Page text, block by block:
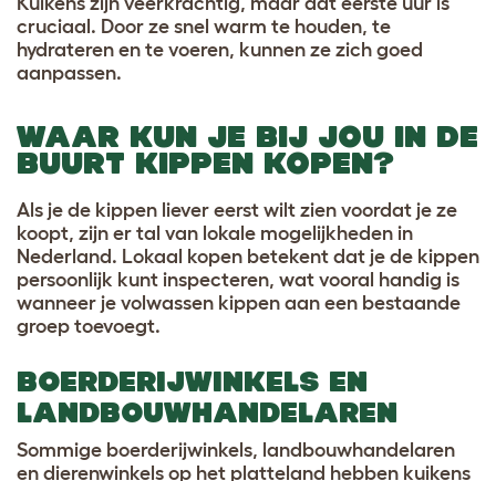
cruciaal. Door ze snel warm te houden, te
hydrateren en te voeren, kunnen ze zich goed
aanpassen.
WAAR KUN JE BIJ JOU IN DE
BUURT KIPPEN KOPEN?
Als je de kippen liever eerst wilt zien voordat je ze
koopt, zijn er tal van lokale mogelijkheden in
Nederland. Lokaal kopen betekent dat je de kippen
persoonlijk kunt inspecteren, wat vooral handig is
wanneer je volwassen kippen aan een bestaande
groep toevoegt.
BOERDERIJWINKELS EN
LANDBOUWHANDELAREN
Sommige boerderijwinkels, landbouwhandelaren
en dierenwinkels op het platteland hebben kuikens